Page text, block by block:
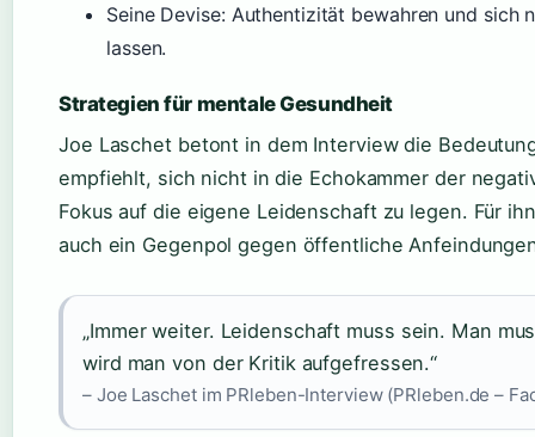
Seine Devise: Authentizität bewahren und sich
lassen.
Strategien für mentale Gesundheit
Joe Laschet betont in dem Interview die
empfiehlt, sich nicht in die Echokammer der
Fokus auf die eigene Leidenschaft zu legen. Für
auch ein Gegenpol gegen öffentliche
„Immer weiter. Leidenschaft muss sein. Man
wird man von der Kritik aufgefressen.“
– Joe Laschet im PRleben-Interview (PRleben.de –